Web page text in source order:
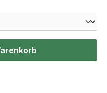
benutze die Schaltflächen